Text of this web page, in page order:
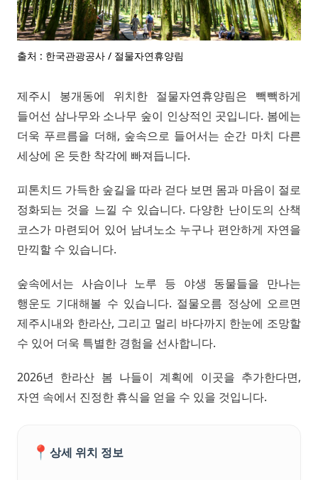
출처 : 한국관광공사 / 절물자연휴양림
제주시 봉개동에 위치한 절물자연휴양림은 빽빽하게
들어선 삼나무와 소나무 숲이 인상적인 곳입니다. 봄에는
더욱 푸르름을 더해, 숲속으로 들어서는 순간 마치 다른
세상에 온 듯한 착각에 빠져듭니다.
피톤치드 가득한 숲길을 따라 걷다 보면 몸과 마음이 절로
정화되는 것을 느낄 수 있습니다. 다양한 난이도의 산책
코스가 마련되어 있어 남녀노소 누구나 편안하게 자연을
만끽할 수 있습니다.
숲속에서는 사슴이나 노루 등 야생 동물들을 만나는
행운도 기대해볼 수 있습니다. 절물오름 정상에 오르면
제주시내와 한라산, 그리고 멀리 바다까지 한눈에 조망할
수 있어 더욱 특별한 경험을 선사합니다.
2026년 한라산 봄 나들이 계획에 이곳을 추가한다면,
자연 속에서 진정한 휴식을 얻을 수 있을 것입니다.
📍 상세 위치 정보